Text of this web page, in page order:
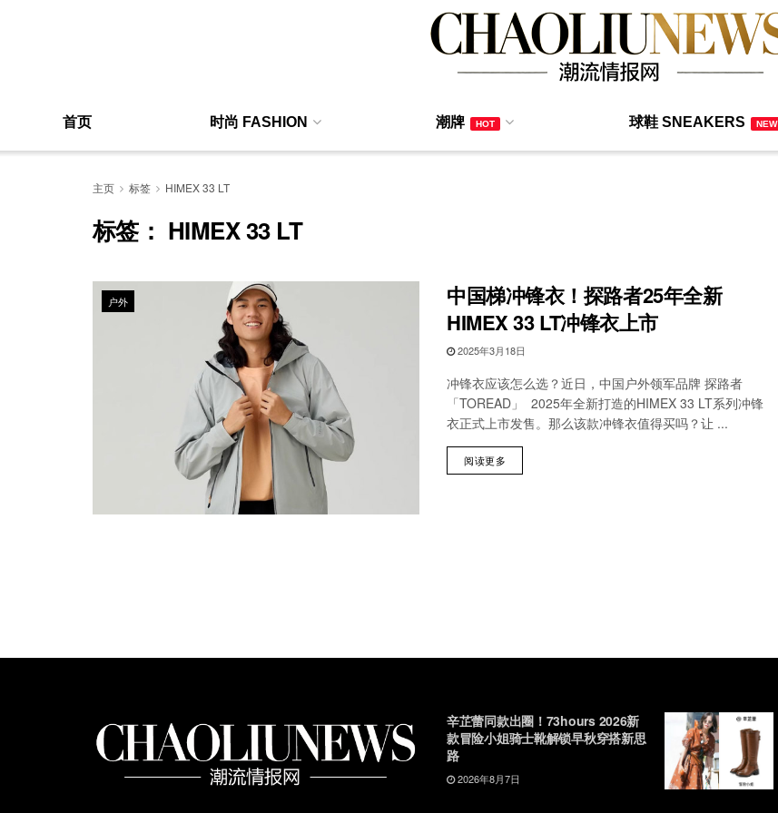
首页 时尚 FASHION 潮牌 HOT 球鞋 SNEAKERS NEW
主页 标签 HIMEX 33 LT
标签： HIMEX 33 LT
户外
中国梯冲锋衣！探路者25年全新
HIMEX 33 LT冲锋衣上市
2025年3月18日
冲锋衣应该怎么选？近日，中国户外领军品牌 探路者
「TOREAD」 2025年全新打造的HIMEX 33 LT系列冲锋
衣正式上市发售。那么该款冲锋衣值得买吗？让 ...
阅读更多
辛芷蕾同款出圈！73hours 2026新
款冒险小姐骑士靴解锁早秋穿搭新思
路
2026年8月7日